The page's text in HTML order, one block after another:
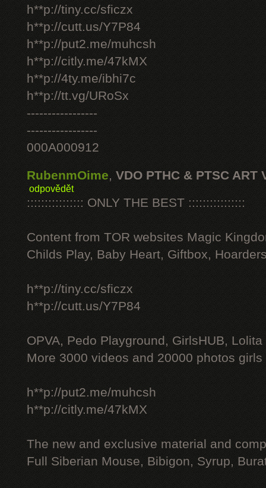
h**p://tiny.cc/sficzx
h**p://cutt.us/Y7P84
h**p://put2.me/muhcsh
h**p://citly.me/47kMX
h**p://4ty.me/ibhi7c
h**p://tt.vg/URoSx
-----------------
-----------------
000A000912
RubenmOime, VDO PTHC & PTSC ART
odpovědět
:::::::::::::::: ONLY THE BEST ::::::::::::::::
Content from TOR websites Magic
Childs Play, Baby Heart, Giftbox,
h**p://tiny.cc/sficzx
h**p://cutt.us/Y7P84
OPVA, Pedo Playground, GirlsHUB, Lolita
More 3000 videos and 20000 photos
h**p://put2.me/muhcsh
h**p://citly.me/47kMX
The new and exclusive material and
Full Siberian Mouse, Bibigon, Syrup,